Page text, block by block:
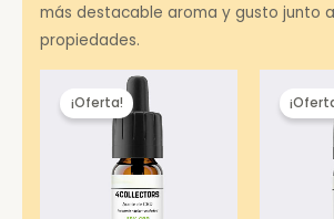
más destacable aroma y gusto junto
propiedades.
¡Oferta!